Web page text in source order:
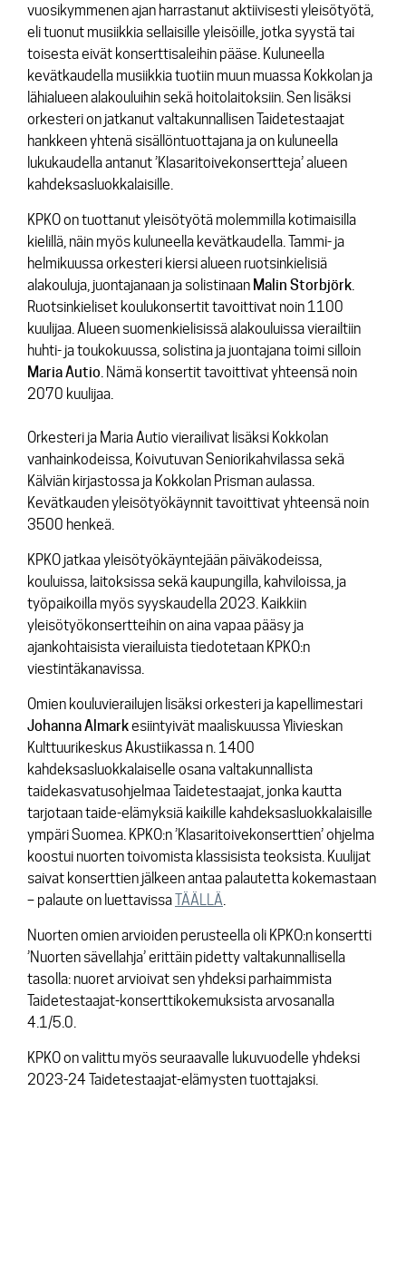
vuosikymmenen ajan harrastanut aktiivisesti yleisötyötä,
eli tuonut musiikkia sellaisille yleisöille, jotka syystä tai
toisesta eivät konserttisaleihin pääse. Kuluneella
kevätkaudella musiikkia tuotiin muun muassa Kokkolan ja
lähialueen alakouluihin sekä hoitolaitoksiin. Sen lisäksi
orkesteri on jatkanut valtakunnallisen Taidetestaajat
hankkeen yhtenä sisällöntuottajana ja on kuluneella
lukukaudella antanut ’Klasaritoivekonsertteja’ alueen
kahdeksasluokkalaisille.
KPKO on tuottanut yleisötyötä molemmilla kotimaisilla
kielillä, näin myös kuluneella kevätkaudella. Tammi- ja
helmikuussa orkesteri kiersi alueen ruotsinkielisiä
alakouluja, juontajanaan ja solistinaan Malin Storbjörk.
Ruotsinkieliset koulukonsertit tavoittivat noin 1100
kuulijaa. Alueen suomenkielisissä alakouluissa vierailtiin
huhti- ja toukokuussa, solistina ja juontajana toimi silloin
MariaAutio. Nämä konsertit tavoittivat yhteensä noin
2070 kuulijaa.
Orkesteri ja Maria Autio vierailivat lisäksi Kokkolan
vanhainkodeissa, Koivutuvan Seniorikahvilassa sekä
Kälviän kirjastossa ja Kokkolan Prisman aulassa.
Kevätkauden yleisötyökäynnit tavoittivat yhteensä noin
3500 henkeä.
KPKO jatkaa yleisötyökäyntejään päiväkodeissa,
kouluissa, laitoksissa sekä kaupungilla, kahviloissa, ja
työpaikoilla myös syyskaudella 2023. Kaikkiin
yleisötyökonsertteihin on aina vapaa pääsy ja
ajankohtaisista vierailuista tiedotetaan KPKO:n
viestintäkanavissa.
Omien kouluvierailujen lisäksi orkesteri ja kapellimestari
JohannaAlmarkesiintyivät maaliskuussa Ylivieskan
Kulttuurikeskus Akustiikassa n. 1400
kahdeksasluokkalaiselle osana valtakunnallista
taidekasvatusohjelmaa Taidetestaajat, jonka kautta
tarjotaan taide-elämyksiä kaikille kahdeksasluokkalaisille
ympäri Suomea. KPKO:n ’Klasaritoivekonserttien’ ohjelma
koostui nuorten toivomista klassisista teoksista. Kuulijat
saivat konserttien jälkeen antaa palautetta kokemastaan
– palaute on luettavissaTÄÄLLÄ.
Nuorten omien arvioiden perusteella oli KPKO:n konsertti
’Nuorten sävellahja’ erittäin pidetty valtakunnallisella
tasolla: nuoret arvioivat sen yhdeksi parhaimmista
Taidetestaajat-konserttikokemuksista arvosanalla
4.1/5.0.
KPKO on valittu myös seuraavalle lukuvuodelle yhdeksi
2023-24 Taidetestaajat-elämysten tuottajaksi.